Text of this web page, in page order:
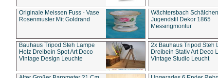
Originale Meissen Fuss - Vase
Rosenmuster Mit Goldrand
Wächtersbach Schälchen
Jugendstil Dekor 1865
Messingmontur
Bauhaus Tripod Steh Lampe
Holz Dreibein Spot Art Deco
Vintage Design Leuchte
2x Bauhaus Tripod Steh
Dreibein Stativ Art Deco
Vintage Studio Leucht